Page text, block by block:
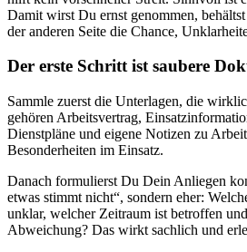
Damit wirst Du ernst genommen,
der anderen Seite die Chance,
Der erste Schritt ist saubere
Sammle zuerst die Unterlagen, die
gehören Arbeitsvertrag,
Dienstpläne und eigene Notizen zu
Besonderheiten im Einsatz.
Danach formulierst Du Dein Anliegen
etwas stimmt nicht“, sondern eher:
unklar, welcher Zeitraum ist betroffen
Abweichung? Das wirkt sachlich und